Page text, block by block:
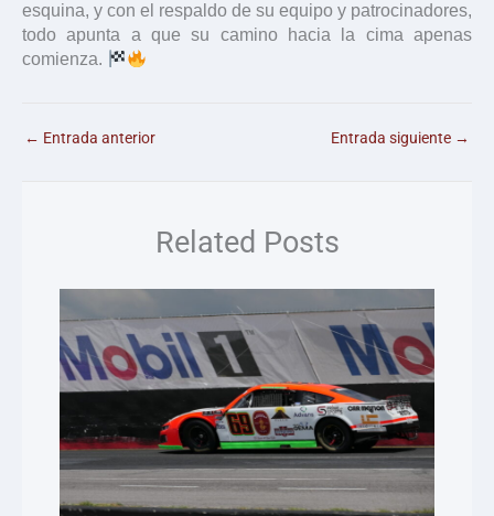
esquina, y con el respaldo de su equipo y patrocinadores,
todo apunta a que su camino hacia la cima apenas
comienza.
← Entrada anterior Entrada siguiente →
Related Posts